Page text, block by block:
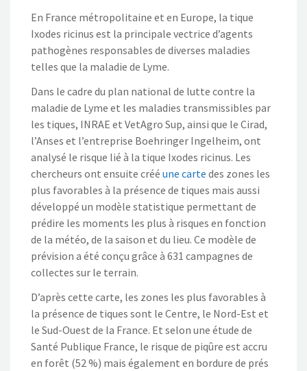
En France métropolitaine et en Europe, la tique
Ixodes ricinus est la principale vectrice d’agents
pathogènes responsables de diverses maladies
telles que la maladie de Lyme.
Dans le cadre du plan national de lutte contre la
maladie de Lyme et les maladies transmissibles par
les tiques, INRAE et VetAgro Sup, ainsi que le Cirad,
l’Anses et l’entreprise Boehringer Ingelheim, ont
analysé le risque lié à la tique Ixodes ricinus. Les
chercheurs ont ensuite créé une carte des zones les
plus favorables à la présence de tiques mais aussi
développé un modèle statistique permettant de
prédire les moments les plus à risques en fonction
de la météo, de la saison et du lieu. Ce modèle de
prévision a été conçu grâce à 631 campagnes de
collectes sur le terrain.
D’après cette carte, les zones les plus favorables à
la présence de tiques sont le Centre, le Nord-Est et
le Sud-Ouest de la France. Et selon une étude de
Santé Publique France, le risque de piqûre est accru
en forêt (52 %) mais également en bordure de prés